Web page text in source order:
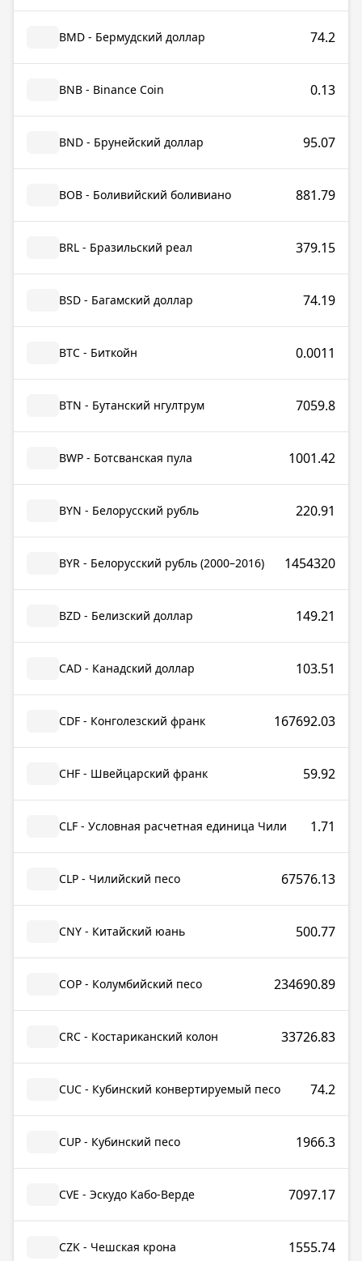
BMD - Бермудский доллар 74.2
BNB - Binance Coin 0.13
BND - Брунейский доллар 95.07
BOB - Боливийский боливиано 881.79
BRL - Бразильский реал 379.15
BSD - Багамский доллар 74.19
BTC - Биткойн 0.0011
BTN - Бутанский нгултрум 7059.8
BWP - Ботсванская пула 1001.42
BYN - Белорусский рубль 220.91
BYR - Белорусский рубль (2000–2016) 1454320
BZD - Белизский доллар 149.21
CAD - Канадский доллар 103.51
CDF - Конголезский франк 167692.03
CHF - Швейцарский франк 59.92
CLF - Условная расчетная единица Чили 1.71
CLP - Чилийский песо 67576.13
CNY - Китайский юань 500.77
COP - Колумбийский песо 234690.89
CRC - Костариканский колон 33726.83
CUC - Кубинский конвертируемый песо 74.2
CUP - Кубинский песо 1966.3
CVE - Эскудо Кабо-Верде 7097.17
CZK - Чешская крона 1555.74